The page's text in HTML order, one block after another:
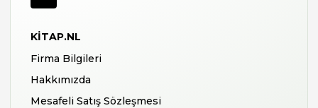
KITAP.NL
Firma Bilgileri
Hakkımızda
Mesafeli Satış Sözleşmesi